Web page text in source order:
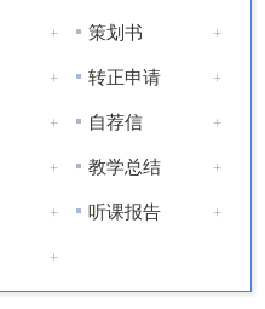
+ 策划书 +
+ 转正申请 +
+ 自荐信 +
+ 教学总结 +
+ 听课报告 +
+